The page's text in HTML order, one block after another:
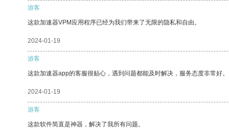
游客
这款加速器VPM应用程序已经为我们带来了无限的隐私和自由。
2024-01-19
游客
这款加速器app的客服很贴心，遇到问题都能及时解决，服务态度非常好。
2024-01-19
游客
这款软件简直是神器，解决了我所有问题。